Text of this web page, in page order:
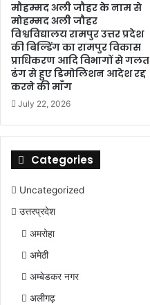
कि
या
ग
या
मौहम्मद अली जौहर के नाम से
मोहम्मद अली जौहर
विश्वविद्यालय रामपुर उत्तर प्रदेश
की बिल्डिंग का रामपुर विकास
प्राधिकरण आदि विभागों से गलत
ढंग से हुए डिमोलिशन आदेश रद्द
करने की माँग
July 22, 2026
Categories
Uncategorized
उत्तरप्रदेश
अमरोहा
अमेठी
अम्बेडकर नगर
अलीगढ़